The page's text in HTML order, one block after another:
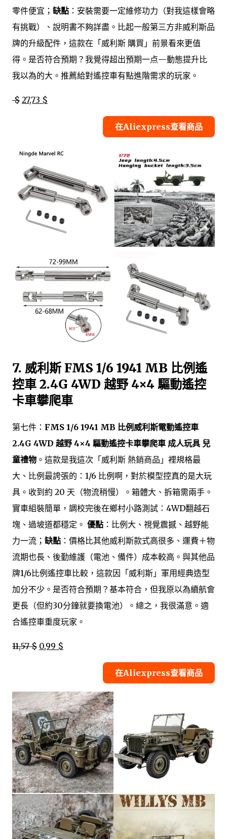
零件便宜； 缺點 ：安裝需要一定維修功力（對我這樣會略
有挑戰）、說明書不夠詳盡。比起一般第三方非威利斯品
牌的升級配件，這款在「威利斯 購買」前景看來更值
得。是否符合預期？我覺得超出預期一点—動態提升比
我以為的大。推薦給對遙控車有點進階需求的玩家。
$ 27,73 $
在Aliexpress查看商品
7. 威利斯 FMS 1/6 1941 MB 比例遙
控車 2.4G 4WD 越野 4×4 驅動遙控
卡車攀爬車
第七件： FMS 1/6 1941 MB 比例威利斯電動遙控車
2.4G 4WD 越野 4×4 驅動遙控卡車攀爬車 成人玩具 兒
童禮物 。這款是我這次「威利斯 熱銷商品」裡規格最
大、比例最誇張的：1/6 比例啊，對於模型控真的是大玩
具。收到約 20 天（物流稍慢）。箱體大、拆箱需兩手。
實車組裝簡單，調校完後在鄉村小路測試：4WD翻越石
塊、過坡道都穩定。 優點 ：比例大、視覺震撼、越野能
力一流； 缺點 ：價格比其他威利斯款式高很多、運費＋物
流期也長、後勤維護（電池、備件）成本較高。與其他品
牌1/6比例遙控車比較，這款因「威利斯」軍用經典造型
加分不少。是否符合預期？基本符合，但我原以為續航會
更長（但約30分鐘就要換電池）。總之，我很滿意。適
合遙控車重度玩家。
11,57 $ 0,99 $
在Aliexpress查看商品